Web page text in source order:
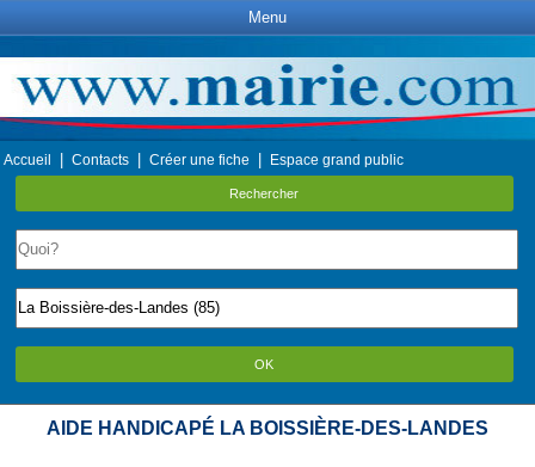
Menu
Accueil Contacts Créer une fiche Espace grand public
Rechercher
OK
AIDE HANDICAPÉ LA BOISSIÈRE-DES-LANDES